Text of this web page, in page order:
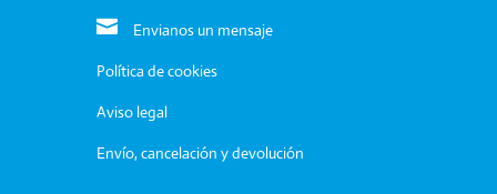
Envianos un mensaje
Política de cookies
Aviso legal
Envío, cancelación y devolución